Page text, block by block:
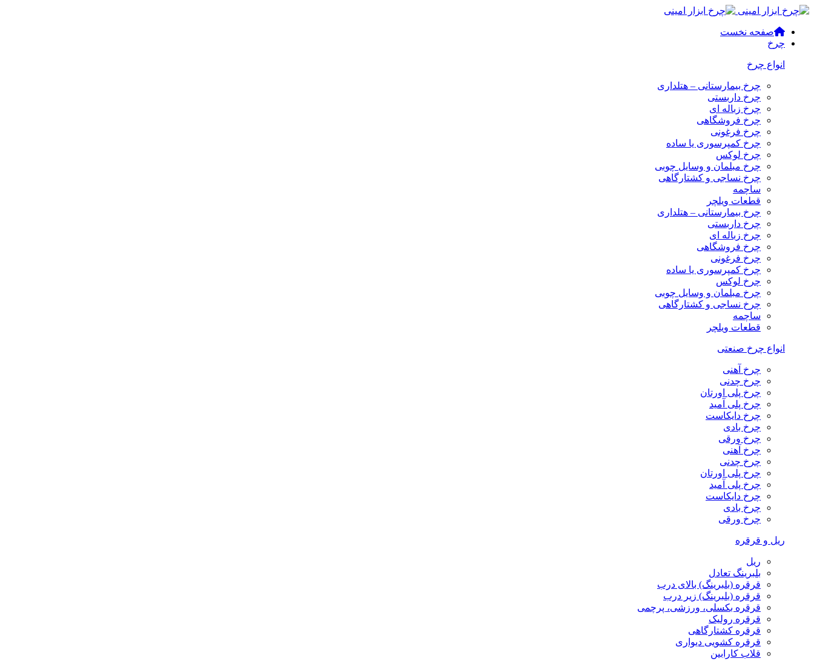
صفحه نخست
چرخ
انواع چرخ
چرخ بیمارستانی – هتلداری
چرخ داربستی
چرخ زباله ای
چرخ فروشگاهی
چرخ فرغونی
چرخ کمپرسوری یا ساده
چرخ لوکس
چرخ مبلمان و وسایل چوبی
چرخ نساجی و کشتارگاهی
ساچمه
قطعات ویلچر
چرخ بیمارستانی – هتلداری
چرخ داربستی
چرخ زباله ای
چرخ فروشگاهی
چرخ فرغونی
چرخ کمپرسوری یا ساده
چرخ لوکس
چرخ مبلمان و وسایل چوبی
چرخ نساجی و کشتارگاهی
ساچمه
قطعات ویلچر
انواع چرخ صنعتی
چرخ آهنی
چرخ چدنی
چرخ پلی اورتان
چرخ پلی آمید
چرخ دایکاست
چرخ بادی
چرخ ورقی
چرخ آهنی
چرخ چدنی
چرخ پلی اورتان
چرخ پلی آمید
چرخ دایکاست
چرخ بادی
چرخ ورقی
ریل و قرقره
ریل
بلبرینگ تعادل
قرقره (بلبرینگ) بالای درب
قرقره (بلبرینگ) زیر درب
قرقره بکسلی، ورزشی، پرچمی
قرقره رولیک
قرقره کشتارگاهی
قرقره کشویی دیواری
قلاب کارابین